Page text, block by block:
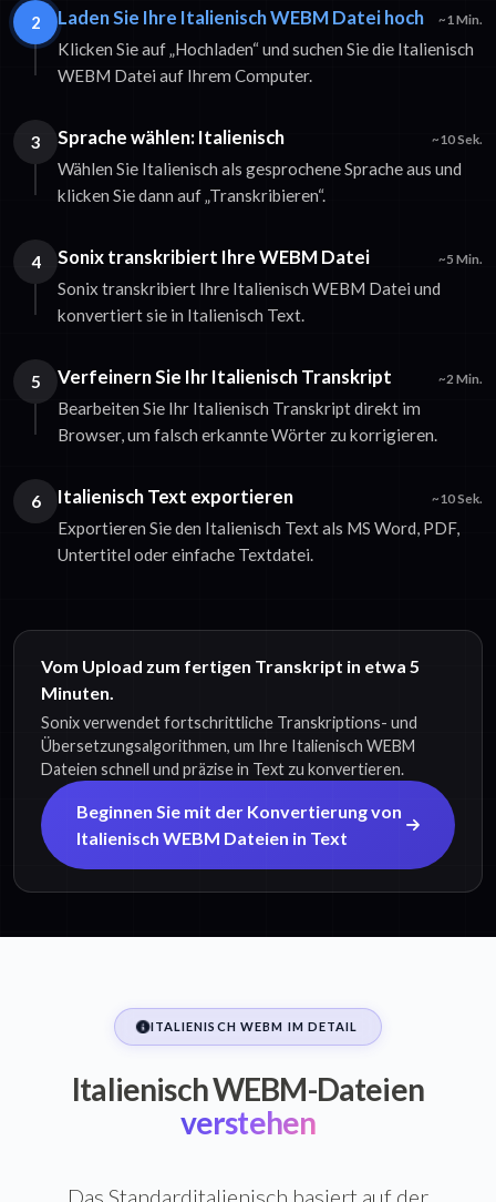
2 Laden Sie Ihre Italienisch WEBM Datei hoch ~1 Min.
Klicken Sie auf „Hochladen“ und suchen Sie die Italienisch
WEBM Datei auf Ihrem Computer.
3 Sprache wählen: Italienisch ~10 Sek.
Wählen Sie Italienisch als gesprochene Sprache aus und
klicken Sie dann auf „Transkribieren“.
4 Sonix transkribiert Ihre WEBM Datei ~5 Min.
Sonix transkribiert Ihre Italienisch WEBM Datei und
konvertiert sie in Italienisch Text.
5 Verfeinern Sie Ihr Italienisch Transkript ~2 Min.
Bearbeiten Sie Ihr Italienisch Transkript direkt im
Browser, um falsch erkannte Wörter zu korrigieren.
6 Italienisch Text exportieren ~10 Sek.
Exportieren Sie den Italienisch Text als MS Word, PDF,
Untertitel oder einfache Textdatei.
Vom Upload zum fertigen Transkript in etwa 5
Minuten.
Sonix verwendet fortschrittliche Transkriptions- und
Übersetzungsalgorithmen, um Ihre Italienisch WEBM
Dateien schnell und präzise in Text zu konvertieren.
Beginnen Sie mit der Konvertierung von
Italienisch WEBM Dateien in Text
ITALIENISCH WEBM IM DETAIL
Italienisch WEBM-Dateien
verstehen
Das Standarditalienisch basiert auf der